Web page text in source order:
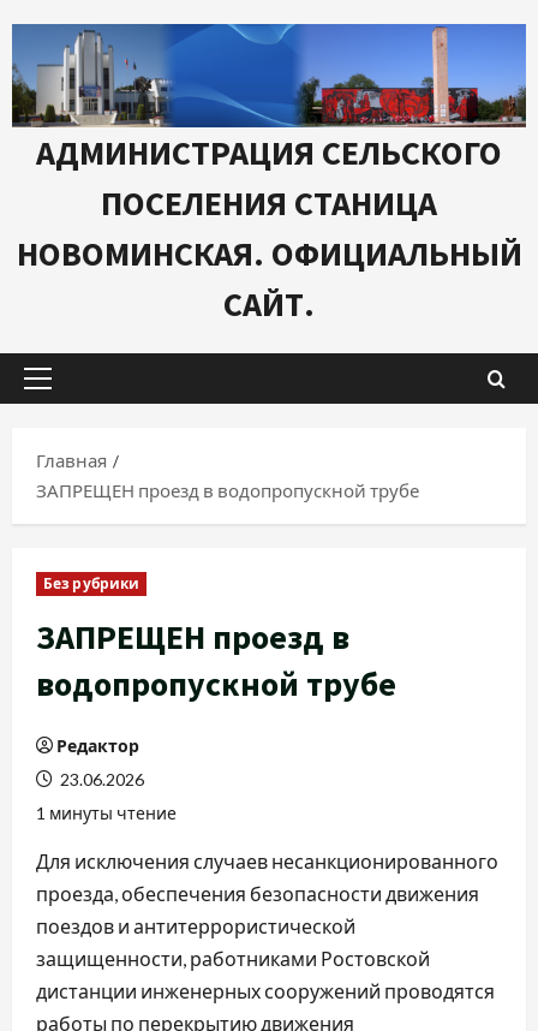
содержимому
АДМИНИСТРАЦИЯ СЕЛЬСКОГО
ПОСЕЛЕНИЯ СТАНИЦА
НОВОМИНСКАЯ. ОФИЦИАЛЬНЫЙ
САЙТ.
Основное
Главная
ЗАПРЕЩЕН проезд в водопропускной трубе
Без рубрики
ЗАПРЕЩЕН проезд в
водопропускной трубе
Редактор
23.06.2026
1 минуты чтение
Для исключения случаев несанкционированного
проезда, обеспечения безопасности движения
поездов и антитеррористической
защищенности, работниками Ростовской
дистанции инженерных сооружений проводятся
работы по перекрытию движения